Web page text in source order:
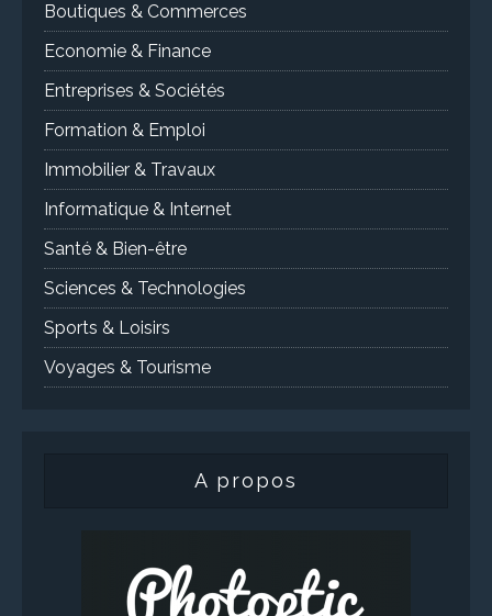
Boutiques & Commerces
Economie & Finance
Entreprises & Sociétés
Formation & Emploi
Immobilier & Travaux
Informatique & Internet
Santé & Bien-être
Sciences & Technologies
Sports & Loisirs
Voyages & Tourisme
A propos